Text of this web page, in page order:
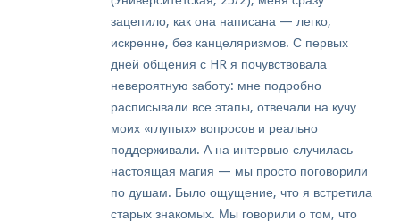
зацепило, как она написана — легко,
искренне, без канцеляризмов. С первых
дней общения с HR я почувствовала
невероятную заботу: мне подробно
расписывали все этапы, отвечали на кучу
моих «глупых» вопросов и реально
поддерживали. А на интервью случилась
настоящая магия — мы просто поговорили
по душам. Было ощущение, что я встретила
старых знакомых. Мы говорили о том, что